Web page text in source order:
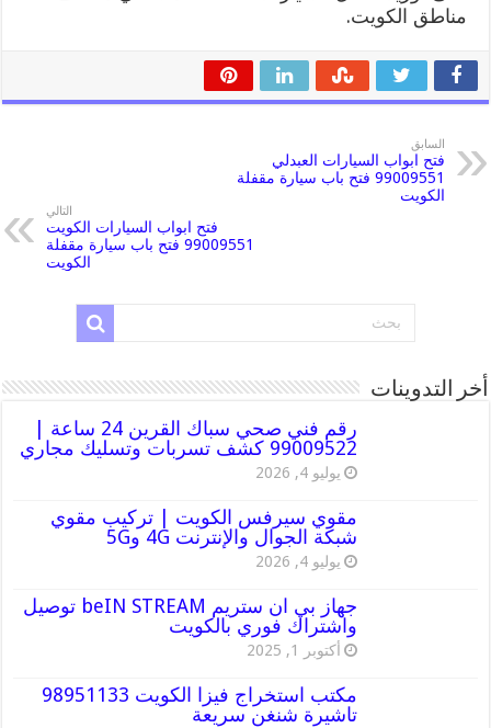
مناطق الكويت.
السابق
فتح ابواب السيارات العبدلي
99009551 فتح باب سيارة مقفلة
الكويت
التالي
فتح ابواب السيارات الكويت
99009551 فتح باب سيارة مقفلة
الكويت
أخر التدوينات
رقم فني صحي سباك القرين 24 ساعة |
99009522 كشف تسربات وتسليك مجاري
يوليو 4, 2026
مقوي سيرفس الكويت | تركيب مقوي
شبكة الجوال والإنترنت 4G و5G
يوليو 4, 2026
جهاز بي ان ستريم beIN STREAM توصيل
واشتراك فوري بالكويت
أكتوبر 1, 2025
مكتب استخراج فيزا الكويت 98951133
تاشيرة شنغن سريعة